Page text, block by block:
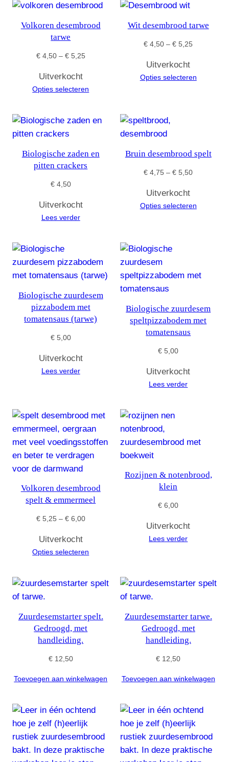
Volkoren desembrood
tarwe
€4,50 – €5,25Prijsklasse:
€ 5,25
Uitverkocht
Opties selecteren
Wit desembrood tarwe
€ 4,50 – € 5,25
€ 5,25
Uitverkocht
Opties selecteren
Biologische zaden en
pitten crackers
€4,50
Uitverkocht
Lees verder
Bruin desembrood spelt
€ 4,75 – € 5,50Prijsklasse:
€ 5,50
Uitverkocht
Opties selecteren
Biologische zuurdesem
pizzabodem met
tomatensaus (tarwe)
€5,00
Uitverkocht
Lees verder
Biologische zuurdesem
speltpizzabodem met
tomatensaus
€ 5,00
Uitverkocht
Lees verder
Volkoren desembrood
spelt & emmermeel
€5,25 – €6,00Prijsklasse:
€ 6,00
Uitverkocht
Opties selecteren
Rozijnen & notenbrood,
klein
€ 6,00
Uitverkocht
Lees verder
Zuurdesemstarter spelt.
Gedroogd, met
handleiding.
€12,50
Toevoegen aan winkelwagen
Zuurdesemstarter tarwe.
Gedroogd, met
handleiding.
€ 12,50
Toevoegen aan winkelwagen